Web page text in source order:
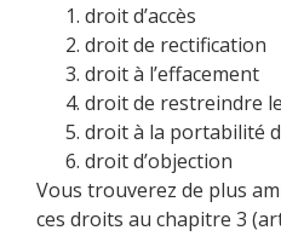
droit d’accès
droit de rectification
droit à l’effacement
droit de restreindre
droit à la portabilité
droit d’objection
Vous trouverez de plus
ces droits au chapitre 3